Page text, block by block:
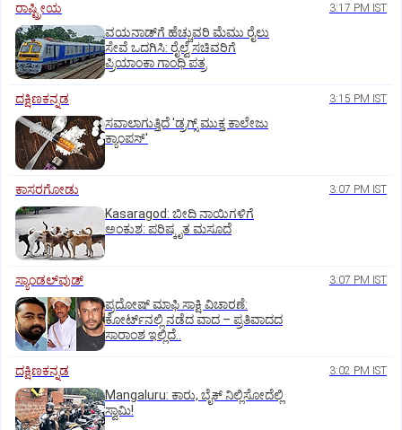
ರಾಷ್ಟ್ರೀಯ 3:17 PM IST
ವಯನಾಡ್‌ಗೆ ಹೆಚ್ಚುವರಿ ಮೆಮು ರೈಲು
ಸೇವೆ ಒದಗಿಸಿ: ರೈಲ್ವೆ ಸಚಿವರಿಗೆ
ಪ್ರಿಯಾಂಕಾ ಗಾಂಧಿ ಪತ್ರ
ದಕ್ಷಿಣಕನ್ನಡ 3:15 PM IST
ಸವಾಲಾಗುತ್ತಿದೆ 'ಡ್ರಗ್ಸ್‌ ಮುಕ್ತ ಕಾಲೇಜು
ಕ್ಯಾಂಪಸ್‌'
ಕಾಸರಗೋಡು 3:07 PM IST
Kasaragod: ಬೀದಿ ನಾಯಿಗಳಿಗೆ
ಅಂಕುಶ: ಪರಿಷ್ಕೃತ ಮಸೂದೆ
ಸ್ಯಾಂಡಲ್‌ವುಡ್‌ 3:07 PM IST
ಪ್ರದೋಷ್ ಮಾಫಿ ಸಾಕ್ಷಿ ವಿಚಾರಣೆ:
ಕೋರ್ಟ್‌ನಲ್ಲಿ ನಡೆದ ವಾದ – ಪ್ರತಿವಾದದ
ಸಾರಾಂಶ ಇಲ್ಲಿದೆ..
ದಕ್ಷಿಣಕನ್ನಡ 3:02 PM IST
Mangaluru: ಕಾರು, ಬೈಕ್‌ ನಿಲ್ಲಿಸೋದೆಲ್ಲಿ
ಸ್ವಾಮಿ!